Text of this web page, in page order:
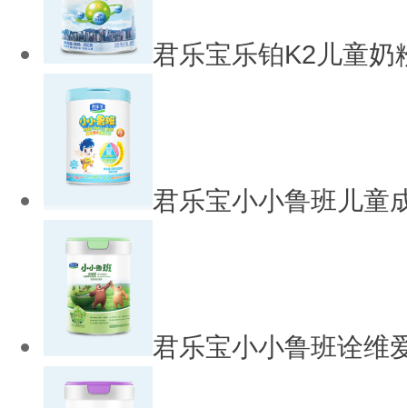
君乐宝乐铂K2儿童奶
君乐宝小小鲁班儿童
君乐宝小小鲁班诠维